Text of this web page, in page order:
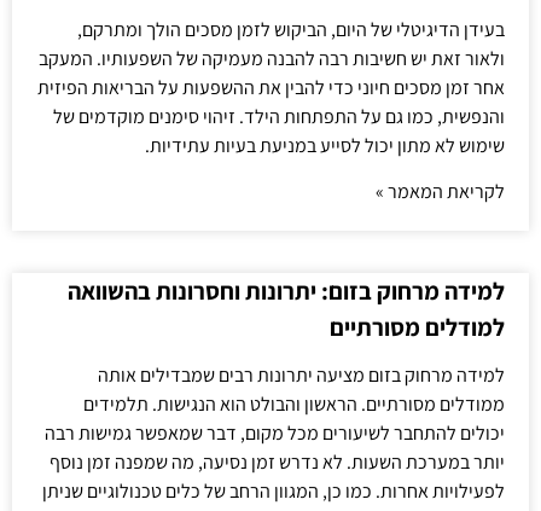
בעידן הדיגיטלי של היום, הביקוש לזמן מסכים הולך ומתרקם,
ולאור זאת יש חשיבות רבה להבנה מעמיקה של השפעותיו. המעקב
אחר זמן מסכים חיוני כדי להבין את ההשפעות על הבריאות הפיזית
והנפשית, כמו גם על התפתחות הילד. זיהוי סימנים מוקדמים של
שימוש לא מתון יכול לסייע במניעת בעיות עתידיות.
לקריאת המאמר »
למידה מרחוק בזום: יתרונות וחסרונות בהשוואה
למודלים מסורתיים
למידה מרחוק בזום מציעה יתרונות רבים שמבדילים אותה
ממודלים מסורתיים. הראשון והבולט הוא הנגישות. תלמידים
יכולים להתחבר לשיעורים מכל מקום, דבר שמאפשר גמישות רבה
יותר במערכת השעות. לא נדרש זמן נסיעה, מה שמפנה זמן נוסף
לפעילויות אחרות. כמו כן, המגוון הרחב של כלים טכנולוגיים שניתן